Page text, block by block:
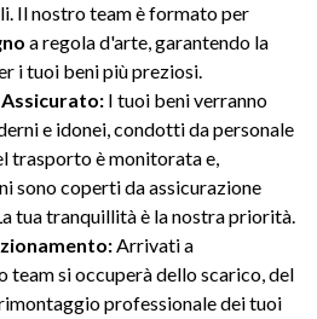
Il nostro team è formato per
a regola d'arte, garantendo la
i tuoi beni più preziosi.
I tuoi beni verranno
e idonei, condotti da personale
trasporto è monitorata e,
sono coperti da assicurazione
tua tranquillità è la nostra priorità.
Arrivati a
team si occuperà dello scarico, del
professionale dei tuoi